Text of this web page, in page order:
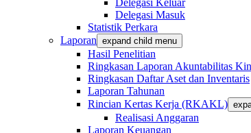
Delegasi Keluar
Delegasi Masuk
Statistik Perkara
Laporan expand child menu
Hasil Penelitian
Ringkasan Laporan Akuntabilitas
Ringkasan Daftar Aset dan Inventaris
Laporan Tahunan
Rincian Kertas Kerja (RKAKL)
Realisasi Anggaran
Laporan Keuangan